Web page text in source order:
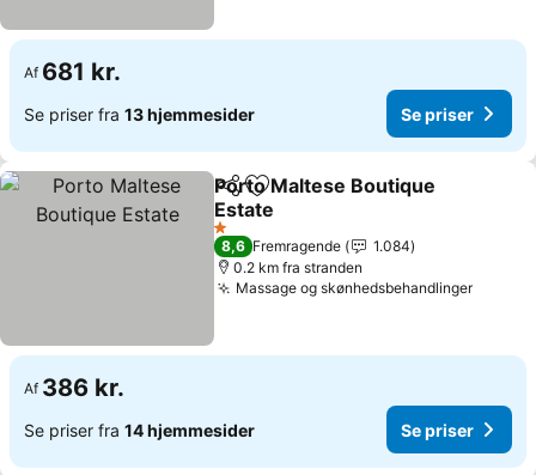
Af 681 kr.
Se priser fra 13 hjemmesider Se priser
Del Føj til favoritter
Porto Maltese Boutique
Estate
1 Stjerner
8,6 Fremragende
1.084
0.2 km fra stranden
Massage og skønhedsbehandlinger
Af 386 kr.
Se priser fra 14 hjemmesider Se priser